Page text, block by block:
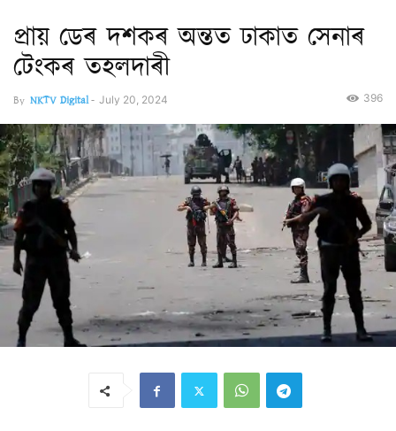
প্ৰায় ডেৰ দশকৰ অন্তত ঢাকাত সেনাৰ
টেংকৰ তহলদাৰী
By NKTV Digital- July 20, 2024 396